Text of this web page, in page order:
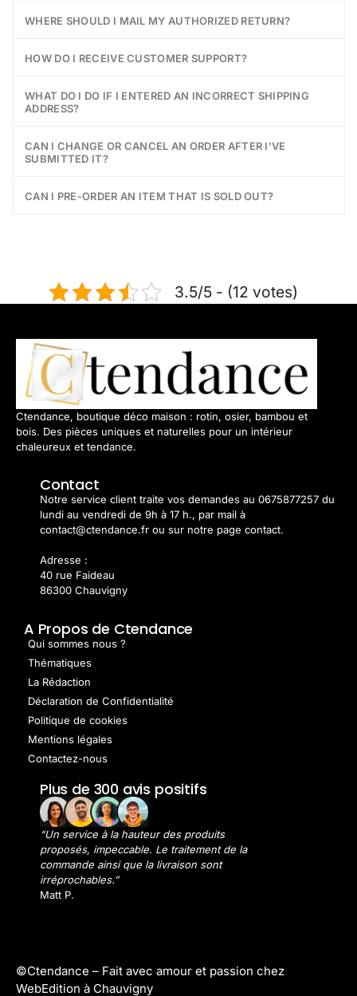
WHERE SHOULD I MAIL MY AUTHORIZED RETURN?
HOW DO I RECEIVE CUSTOMER SUPPORT?
WHAT DO I DO IF I ENTERED AN INCORRECT SHIPPING
ADDRESS?
CAN I CHANGE OR CANCEL AN ORDER AFTER I'VE
SUBMITTED IT?
CAN I PRE-ORDER AN ITEM THAT IS SOLD OUT?
3.5/5 - (12 votes)
Ctendance, boutique déco maison : rotin, osier, bambou et
bois. Des pièces uniques et naturelles pour un intérieur
chaleureux et tendance.
Contact
Notre service client traite vos demandes au 0675877257 du
lundi au vendredi de 9h à 17 h., par mail à
contact@ctendance.fr ou sur notre page contact.
Adresse :
40 rue Faideau
86300 Chauvigny
A Propos de Ctendance
Qui sommes nous ?
Thématiques
La Rédaction
Déclaration de Confidentialité
Politique de cookies
Mentions légales
Contactez-nous
Plus de 300 avis positifs
“Un service à la hauteur des produits
proposés, impeccable. Le traitement de la
commande ainsi que la livraison sont
irréprochables.”
Matt P.
©Ctendance – Fait avec amour et passion chez
WebEdition à Chauvigny